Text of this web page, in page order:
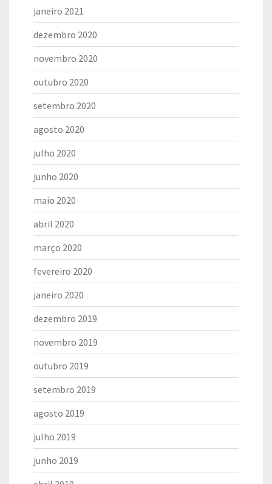
janeiro 2021
dezembro 2020
novembro 2020
outubro 2020
setembro 2020
agosto 2020
julho 2020
junho 2020
maio 2020
abril 2020
março 2020
fevereiro 2020
janeiro 2020
dezembro 2019
novembro 2019
outubro 2019
setembro 2019
agosto 2019
julho 2019
junho 2019